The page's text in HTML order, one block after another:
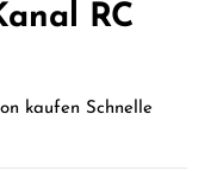
RC
kaufen Schnelle